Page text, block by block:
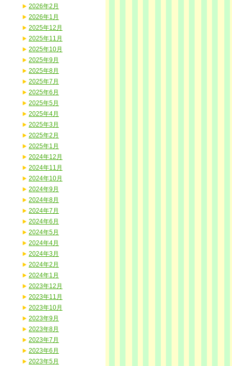
2026年2月
2026年1月
2025年12月
2025年11月
2025年10月
2025年9月
2025年8月
2025年7月
2025年6月
2025年5月
2025年4月
2025年3月
2025年2月
2025年1月
2024年12月
2024年11月
2024年10月
2024年9月
2024年8月
2024年7月
2024年6月
2024年5月
2024年4月
2024年3月
2024年2月
2024年1月
2023年12月
2023年11月
2023年10月
2023年9月
2023年8月
2023年7月
2023年6月
2023年5月